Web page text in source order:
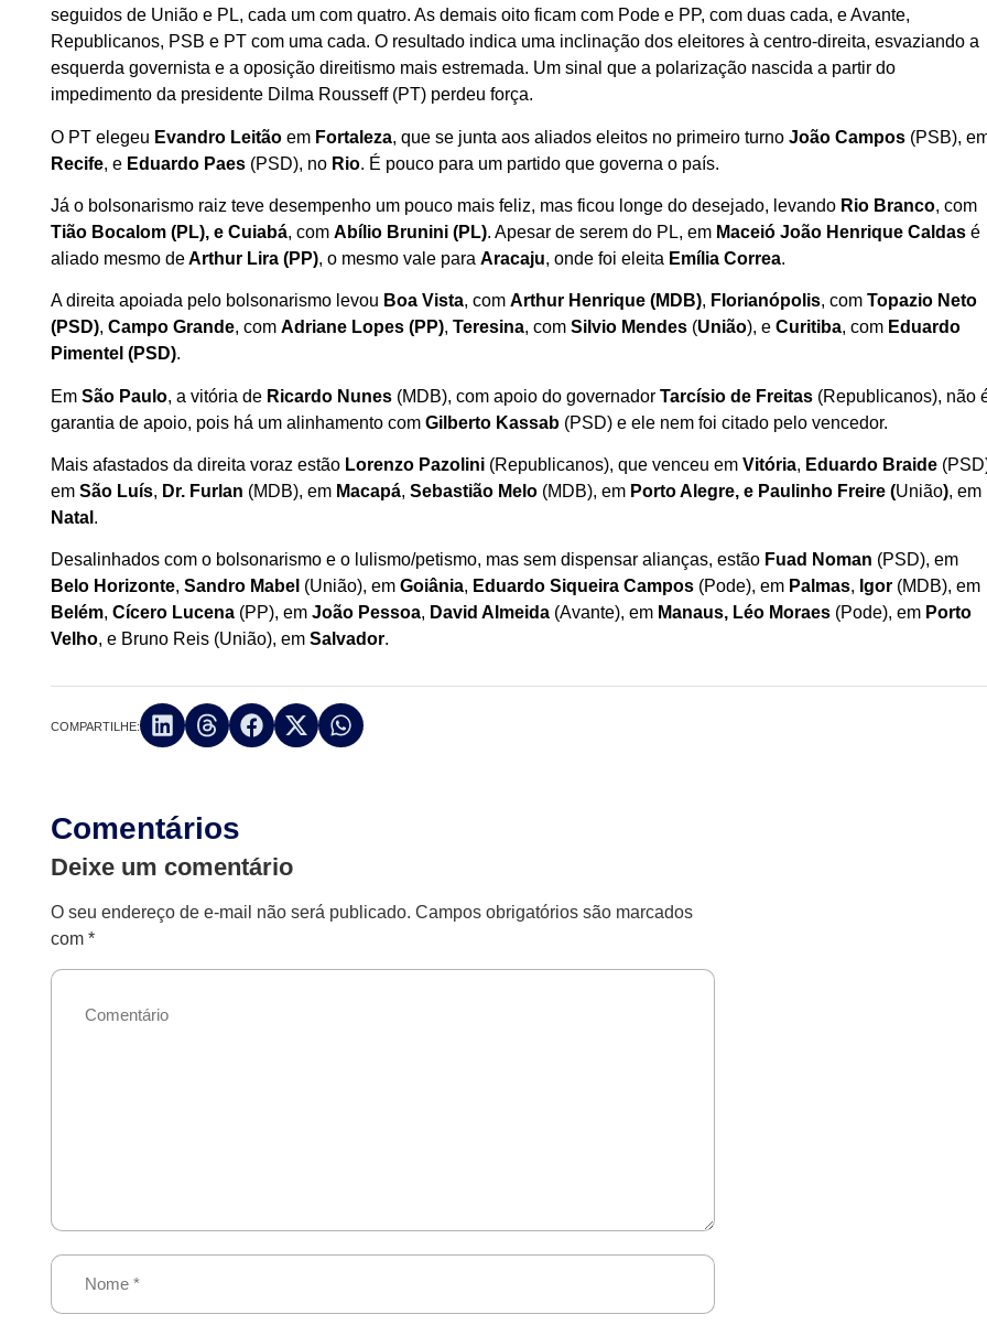
seguidos de União e PL, cada um com quatro. As demais oito ficam com Pode e PP, com duas cada, e Avante,
Republicanos, PSB e PT com uma cada. O resultado indica uma inclinação dos eleitores à centro-direita, esvaziando a
esquerda governista e a oposição direitismo mais estremada. Um sinal que a polarização nascida a partir do
impedimento da presidente Dilma Rousseff (PT) perdeu força.
O PT elegeu Evandro Leitão em Fortaleza, que se junta aos aliados eleitos no primeiro turnoJoão Campos (PSB),
Recife, e Eduardo Paes (PSD), no Rio. É pouco para um partido que governa o país.
Já o bolsonarismo raiz teve desempenho um pouco mais feliz, mas ficou longe do desejado, levando Rio Branco, com
Tião Bocalom (PL), e Cuiabá, comAbílio Brunini (PL). Apesar de serem do PL, em Maceió João Henrique Caldas é
aliado mesmo deArthur Lira (PP), o mesmo vale paraAracaju, onde foi eleita Emília Correa.
A direita apoiada pelo bolsonarismo levou Boa Vista, comArthur Henrique (MDB), Florianópolis, comTopazio Neto
(PSD),Campo Grande, comAdriane Lopes (PP),Teresina, comSilvio Mendes (União), eCuritiba, com Eduardo
Pimentel (PSD).
EmSão Paulo, a vitória de Ricardo Nunes (MDB), com apoio do governadorTarcísio de Freitas (Republicanos), não
garantia de apoio, pois há um alinhamento com Gilberto Kassab (PSD) e ele nem foi citado pelo vencedor.
Mais afastados da direita voraz estão Lorenzo Pazolini (Republicanos), que venceu emVitória, Eduardo Braide
emSão Luís, Dr. Furlan (MDB), em Macapá,Sebastião Melo (MDB), em Porto Alegre, e Paulinho Freire (União), em
Natal .
Desalinhados com o bolsonarismo e o lulismo/petismo, mas sem dispensar alianças, estão Fuad Noman (PSD), em
Belo Horizonte,Sandro Mabel (União), emGoiânia, Eduardo Siqueira Campos (Pode), em Palmas, Igor (MDB), em
Belém,Cícero Lucena (PP), emJoão Pessoa, David Almeida (Avante), em Manaus, Léo Moraes (Pode), em Porto
Velho, e Bruno Reis (União), emSalvador.
COMPARTILHE:
Comentários
Deixe um comentário
O seu endereço de e-mail não será publicado. Campos obrigatórios são marcados
com*